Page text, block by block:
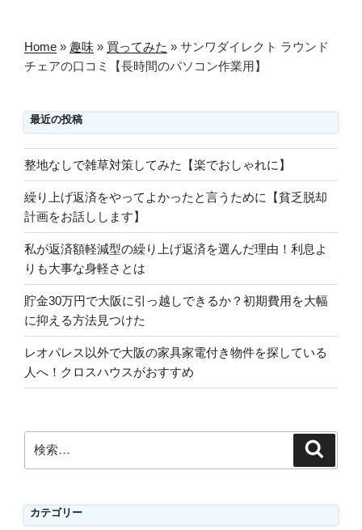
Home » 趣味 » 買ってみた » サンワダイレクト ラウンド
チェアの口コミ【長時間のパソコン作業用】
最近の投稿
整地なしで雑草対策してみた【楽でおしゃれに】
繰り上げ返済をやってよかったと言うために【貧乏脱却
計画をお話しします】
私が返済額軽減型の繰り上げ返済を選んだ理由！利息よ
りも大事な身軽さとは
貯金30万円で大阪に引っ越しできるか？初期費用を大幅
に抑える方法見つけた
レオパレス以外で大阪の家具家電付き物件を探している
人へ！クロスハウスがおすすめ
索:
カテゴリー